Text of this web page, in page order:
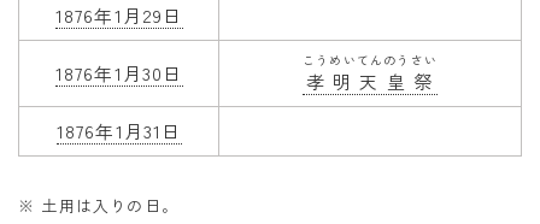
1876年1月29日
1876年1月30日 孝明天皇祭
こうめいてんのうさい
1876年1月31日
※ 土用は入りの日。